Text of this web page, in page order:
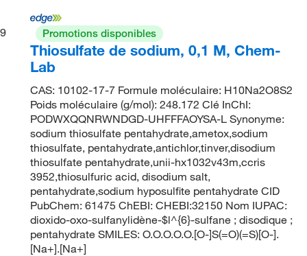
9 Promotions disponibles
Thiosulfate de sodium, 0,1 M, Chem-
Lab
CAS: 10102-17-7 Formule moléculaire: H10Na2O8S2
Poids moléculaire (g/mol): 248.172 Clé InChI:
PODWXQQNRWNDGD-UHFFFAOYSA-L Synonyme:
sodium thiosulfate pentahydrate,ametox,sodium
thiosulfate, pentahydrate,antichlor,tinver,disodium
thiosulfate pentahydrate,unii-hx1032v43m,ccris
3952,thiosulfuric acid, disodium salt,
pentahydrate,sodium hyposulfite pentahydrate CID
PubChem: 61475 ChEBI: CHEBI:32150 Nom IUPAC:
dioxido-oxo-sulfanylidène-$l^{6}-sulfane ; disodique ;
pentahydrate SMILES: O.O.O.O.O.[O-]S(=O)(=S)[O-].
[Na+].[Na+]